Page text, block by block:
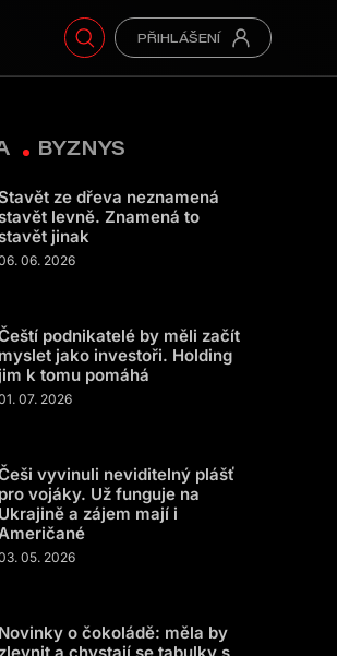
BYZNYS
ze dřeva neznamená
levně. Znamená to
jinak
06. 2026
podnikatelé by měli začít
myslet jako investoři. Holding
jim k tomu pomáhá
07. 2026
vyvinuli neviditelný plášť
pro vojáky. Už funguje na
Ukrajině a zájem mají i
05. 2026
Novinky o čokoládě: měla by